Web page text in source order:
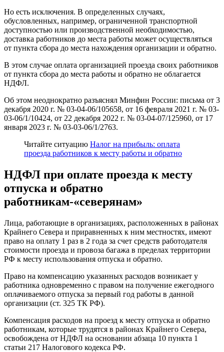
Но есть исключения. В определенных случаях,
обусловленных, например, ограниченной транспортной
доступностью или производственной необходимостью,
доставка работников до места работы может осуществляться
от пункта сбора до места нахождения организации и обратно.
В этом случае оплата организацией проезда своих работников
от пункта сбора до места работы и обратно не облагается
НДФЛ.
Об этом неоднократно разъяснял Минфин России: письма от 3
декабря 2020 г. № 03-04-06/105658, от 16 февраля 2021 г. № 03-
03-06/1/10424, от 22 декабря 2022 г. № 03-04-07/125960, от 17
января 2023 г. № 03-03-06/1/2763.
Читайте ситуацию Налог на прибыль: оплата
проезда работников к месту работы и обратно
НДФЛ при оплате проезда к месту
отпуска и обратно
работникам-«северянам»
Лица, работающие в организациях, расположенных в районах
Крайнего Севера и приравненных к ним местностях, имеют
право на оплату 1 раз в 2 года за счет средств работодателя
стоимости проезда и провоза багажа в пределах территории
РФ к месту использования отпуска и обратно.
Право на компенсацию указанных расходов возникает у
работника одновременно с правом на получение ежегодного
оплачиваемого отпуска за первый год работы в данной
организации (ст. 325 ТК РФ).
Компенсация расходов на проезд к месту отпуска и обратно
работникам, которые трудятся в районах Крайнего Севера,
освобождена от НДФЛ на основании абзаца 10 пункта 1
статьи 217 Налогового кодекса РФ.